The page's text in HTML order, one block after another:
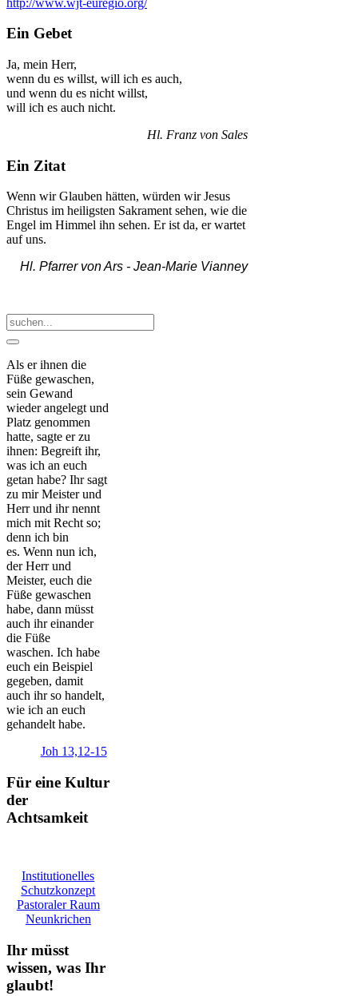
Ein Gebet
Ja, mein Herr,
wenn du es willst, will ich es auch,
und wenn du es nicht willst,
will ich es auch nicht.
Hl. Franz von Sales
Ein Zitat
Wenn wir Glauben hätten, würden wir Jesus
Christus im heiligsten Sakrament sehen, wie die
Engel im Himmel ihn sehen. Er ist da, er wartet
auf uns.
Hl. Pfarrer von Ars -Jean-Marie Vianney
Als er ihnen die
Füße gewaschen,
sein Gewand
wieder angelegt und
Platz genommen
hatte, sagte er zu
ihnen: Begreift ihr,
was ich an euch
getan habe? Ihr sagt
zu mir Meister und
Herr und ihr nennt
mich mit Recht so;
denn ich bin
es. Wenn nun ich,
der Herr und
Meister, euch die
Füße gewaschen
habe, dann müsst
auch ihr einander
die Füße
waschen. Ich habe
euch ein Beispiel
gegeben, damit
auch ihr so handelt,
wie ich an euch
gehandelt habe.
Joh 13,12-15
Für eine Kultur
der
Achtsamkeit
Institutionelles
Schutzkonzept
Pastoraler Raum
Neunkrichen
Ihr müsst
wissen, was Ihr
glaubt!